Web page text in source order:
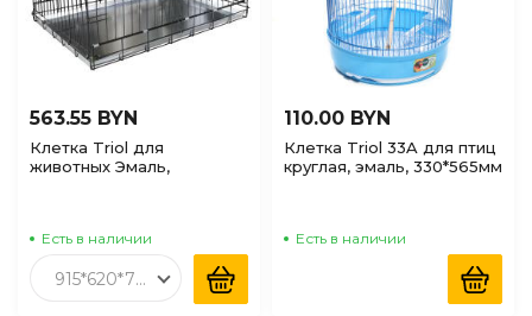
563.55 BYN
Клетка Triol для
животных Эмаль,
Есть в наличии
915*620*700
110.00 BYN
Клетка Triol 33A для птиц
круглая, эмаль, 330*565мм
Есть в наличии